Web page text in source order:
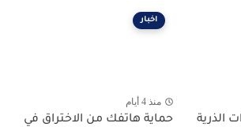
الذرية
اخبار
منذ 4 أيام
حماية هاتفك من الاختراق في